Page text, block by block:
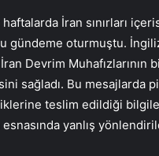
İran sınırları
gündeme oturmuştu. İngiliz
Devrim
sağladı. Bu mesajlarda
teslim edildiği
yanlış